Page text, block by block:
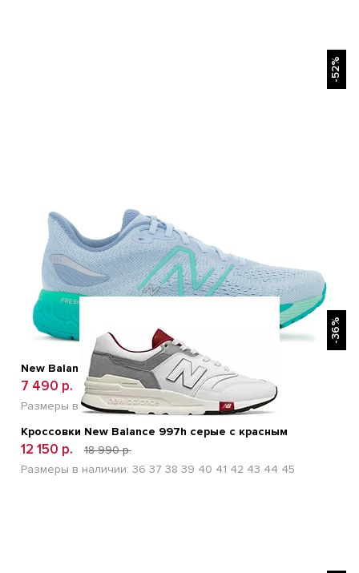
-52%
New Balance 880 V12 Серый
7 490 р.
15 600 р.
Размеры в наличии:36 37 38 39 40
-36%
Кроссовки New Balance 997h серые с красным
12 150 р.
18 990 р.
Размеры в наличии: 36 37 38 39 40 41 42 43 44 45